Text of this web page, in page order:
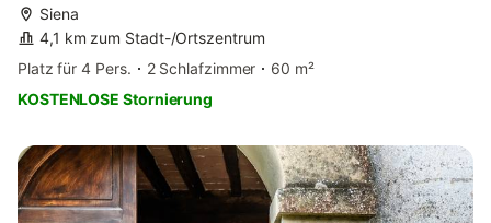
Siena
4,1 km zum Stadt-/Ortszentrum
Platz für 4 Pers.
2 Schlafzimmer
60 m²
KOSTENLOSE Stornierung